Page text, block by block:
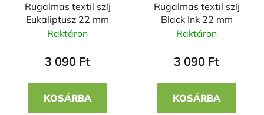
Rugalmas textil szíj
Eukaliptusz 22 mm
Raktáron
3 090 Ft
KOSÁRBA
Rugalmas textil szíj
Black Ink 22 mm
Raktáron
3 090 Ft
KOSÁRBA